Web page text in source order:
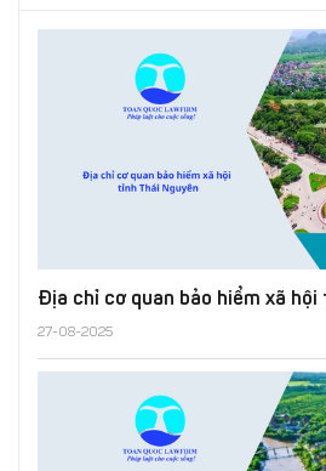
Địa chỉ cơ quan bảo hiểm xã hội
27-08-2025